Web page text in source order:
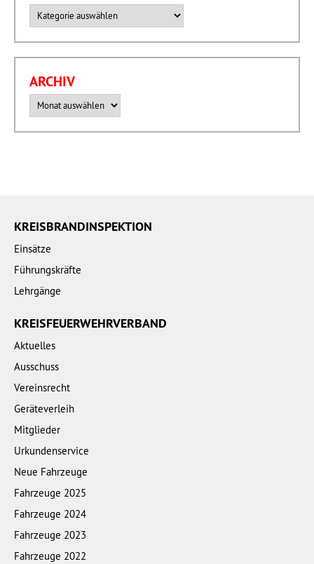
ARCHIV
KREISBRANDINSPEKTION
Einsätze
Führungskräfte
Lehrgänge
KREISFEUERWEHRVERBAND
Aktuelles
Ausschuss
Vereinsrecht
Geräteverleih
Mitglieder
Urkundenservice
Neue Fahrzeuge
Fahrzeuge 2025
Fahrzeuge 2024
Fahrzeuge 2023
Fahrzeuge 2022